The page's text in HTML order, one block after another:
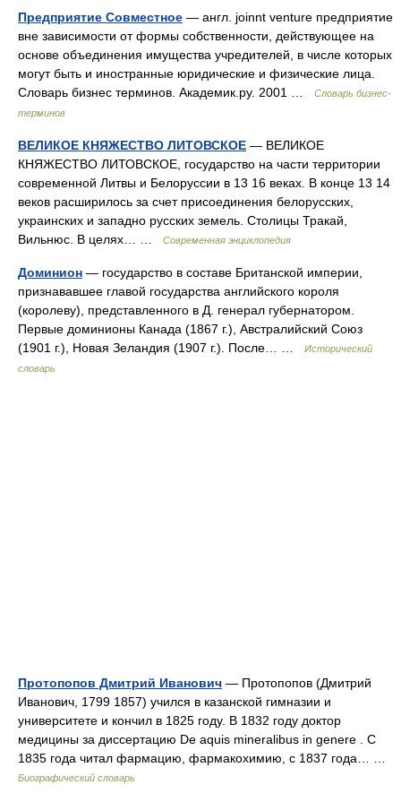
Предприятие Совместное — англ. joinnt venture предприятие
вне зависимости от формы собственности, действующее на
основе объединения имущества учредителей, в числе которых
могут быть и иностранные юридические и физические лица.
Словарь бизнес терминов. Академик.ру. 2001 …
Словарь бизнес-
терминов
ВЕЛИКОЕ КНЯЖЕСТВО ЛИТОВСКОЕ — ВЕЛИКОЕ
КНЯЖЕСТВО ЛИТОВСКОЕ, государство на части территории
современной Литвы и Белоруссии в 13 16 веках. В конце 13 14
веков расширилось за счет присоединения белорусских,
украинских и западно русских земель. Столицы Тракай,
Вильнюс. В целях… …
Современная энциклопедия
Доминион — государство в составе Британской империи,
признававшее главой государства английского короля
(королеву), представленного в Д. генерал губернатором.
Первые доминионы Канада (1867 г.), Австралийский Союз
(1901 г.), Новая Зеландия (1907 г.). После… …
Исторический
словарь
Протопопов Дмитрий Иванович — Протопопов (Дмитрий
Иванович, 1799 1857) учился в казанской гимназии и
университете и кончил в 1825 году. В 1832 году доктор
медицины за диссертацию De aquis mineralibus in genere . С
1835 года читал фармацию, фармакохимию, с 1837 года… …
Биографический словарь